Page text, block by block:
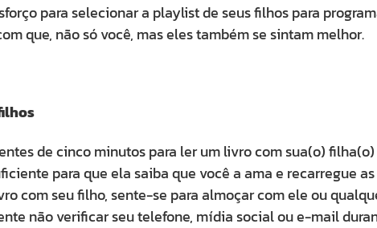
para selecionar a playlist de seus filhos para
que, não só você, mas eles também se sintam melhor.
de cinco minutos para ler um livro com sua(o)
para que ela saiba que você a ama e recarregue
com seu filho, sente-se para almoçar com ele ou
não verificar seu telefone, mídia social ou e-mail